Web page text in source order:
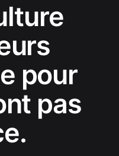
pour
pas